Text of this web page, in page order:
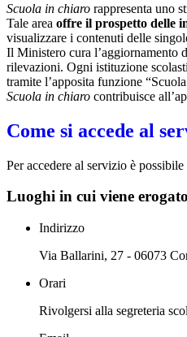
Scuola in chiaro rappresenta uno
Tale area offre il prospetto delle
visualizzare i contenuti delle
Il Ministero cura l’aggiornamento
rilevazioni. Ogni istituzione
tramite l’apposita funzione
Scuola in chiaro contribuisce
Come si accede al
Per accedere al servizio è
Luoghi in cui viene
Indirizzo
Via Ballarini, 27 - 06073
Orari
Rivolgersi alla segreteria